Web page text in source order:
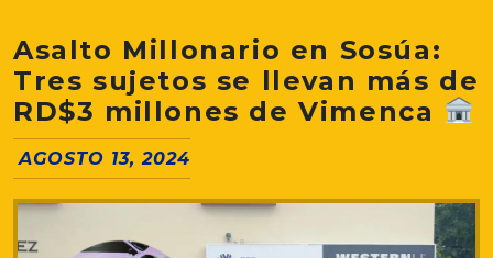
Asalto Millonario en Sosúa:
Tres sujetos se llevan más de
RD$3 millones de Vimenca
AGOSTO 13, 2024